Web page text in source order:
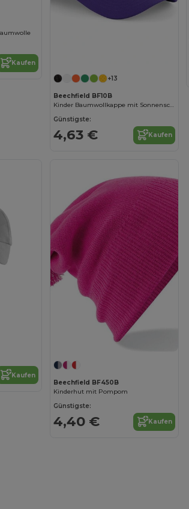
Kaufen
+13
Beechfield BF10B
Kinder Baumwollkappe mit Sonnenschutz
Günstigste:
4,63 € Kaufen
Kaufen
Beechfield BF450B
Kinderhut mit Pompom
Günstigste:
4,40 € Kaufen